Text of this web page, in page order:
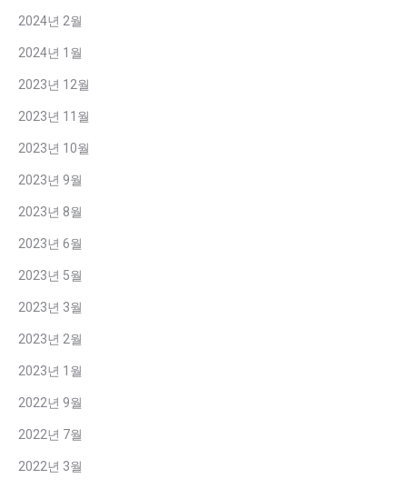
2024년 2월
2024년 1월
2023년 12월
2023년 11월
2023년 10월
2023년 9월
2023년 8월
2023년 6월
2023년 5월
2023년 3월
2023년 2월
2023년 1월
2022년 9월
2022년 7월
2022년 3월